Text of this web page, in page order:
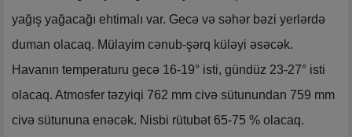
yağış yağacağı ehtimalı var. Gecə və səhər bəzi yerlərdə
duman olacaq. Mülayim cənub-şərq küləyi əsəcək.
Havanın temperaturu gecə 16-19° isti, gündüz 23-27° isti
olacaq. Atmosfer təzyiqi 762 mm civə sütunundan 759 mm
civə sütununa enəcək. Nisbi rütubət 65-75 % olacaq.